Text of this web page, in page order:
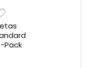
Pack